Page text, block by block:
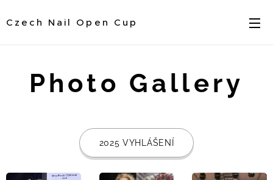
Czech Nail Open Cup
Photo Gallery
2025 VYHLÁŠENÍ